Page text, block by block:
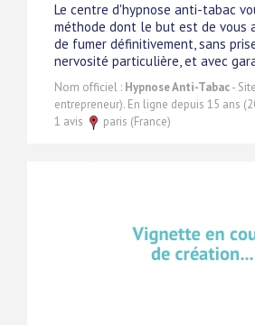
Le centre d'hypnose anti-tabac
méthode dont le but est de vous
de fumer définitivement, sans
nervosité particulière, et avec
Nom officiel : Hypnose Anti-Tabac-
entrepreneur). En ligne depuis 15 ans
1 avis
paris (France)